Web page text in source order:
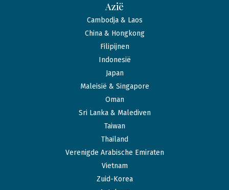
Azië
Cambodja & Laos
China & Hongkong
Filipijnen
Indonesië
Japan
Maleisië & Singapore
Oman
Sri Lanka & Malediven
Taiwan
Thailand
Verenigde Arabische Emiraten
Vietnam
Zuid-Korea